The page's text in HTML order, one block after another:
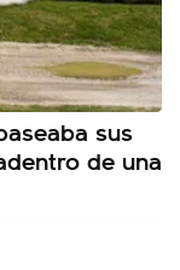
sus
de una